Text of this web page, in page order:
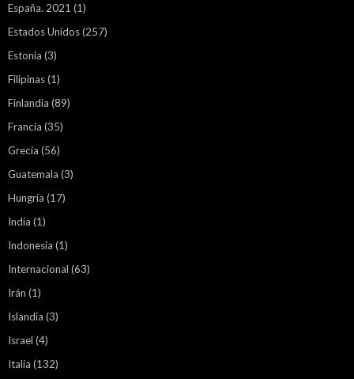
España. 2021 (1)
Estados Unidos(257)
Estonia (3)
Filipinas(1)
Finlandia (89)
Francia (35)
Grecia (56)
Guatemala (3)
Hungría (17)
India (1)
Indonesia (1)
Internacional (63)
Irán (1)
Islandia (3)
Israel (4)
Italia (132)